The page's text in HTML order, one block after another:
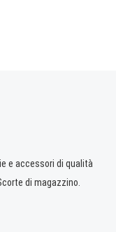
e accessori di qualità
di magazzino.